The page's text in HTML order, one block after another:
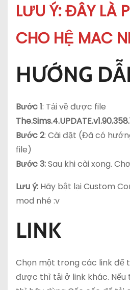
LƯU Ý: ĐÂY LÀ
CHO HỆ MAC
HƯỚNG
Bước 1: Tải về được file
Bước 2: Cài đặt (Đã có
file)
Bước 3:Sau khi cài xong.
Lưu ý: Hãy bật lại Custom
mod nhé :v
LINK
Chọn một trong các link để
được thì tải ở link khác. Nếu